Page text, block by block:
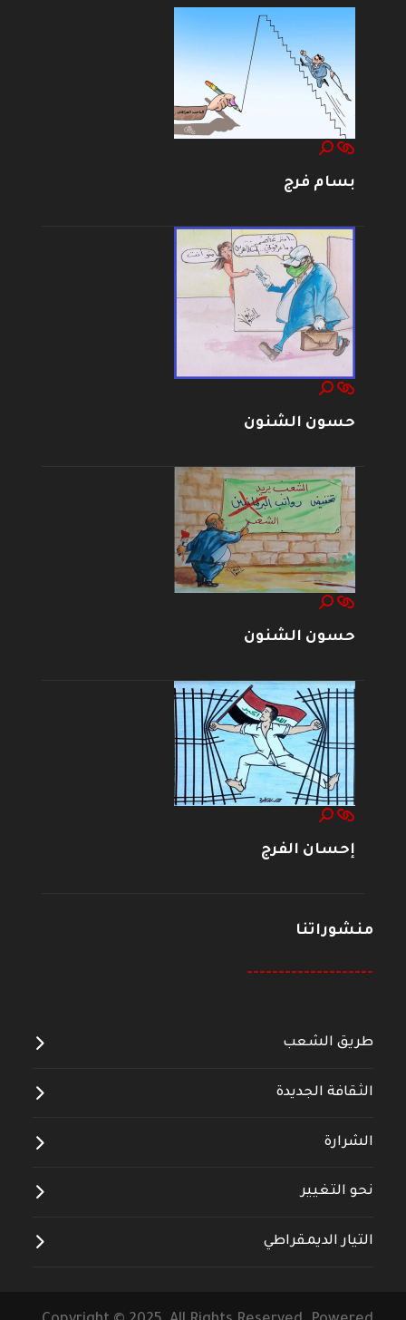
بسام فرج
حسون الشنون
حسون الشنون
إحسان الفرج
منشوراتنا
--------------------
طريق الشعب
الثقافة الجديدة
الشرارة
نحو التغيير
التيار الديمقراطي